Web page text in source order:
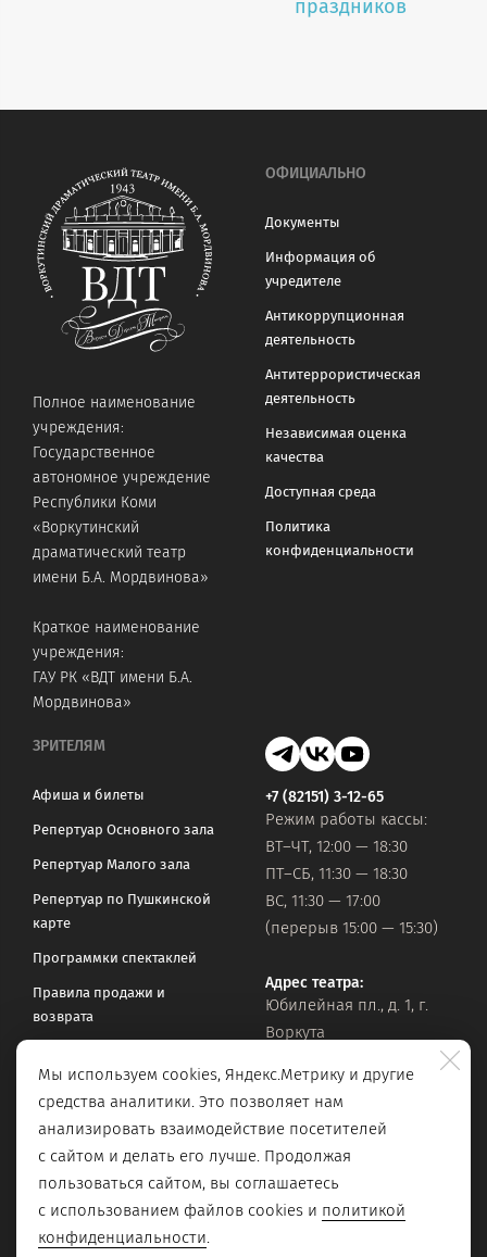
праздников
Полное наименование
учреждения:
Государственное
автономное учреждение
Республики Коми
«Воркутинский
драматический театр
имени Б.А. Мордвинова»
Краткое наименование
учреждения:
ГАУ РК «ВДТ имени Б.А.
Мордвинова»
ОФИЦИАЛЬНО
Документы
Информация об
учредителе
Антикоррупционная
деятельность
Антитеррористическая
деятельность
Независимая оценка
качества
Доступная среда
Политика
конфиденциальности
ЗРИТЕЛЯМ
Афиша и билеты
Репертуар Основного зала
Репертуар Малого зала
Репертуар по Пушкинской
карте
Программки спектаклей
Правила продажи и
возврата
Оставить обращение
+7 (82151) 3-12-65
Режим работы кассы:
ВТ–ЧТ, 12:00 — 18:30
ПТ–СБ, 11:30 — 18:30
ВС, 11:30 — 17:00
(перерыв 15:00 — 15:30)
Адрес театра:
Юбилейная пл., д. 1, г.
Воркута
Официальная почта:
vorkteatrdr@mail.ru
Мы используем cookies, Яндекс.Метрику и другие
средства аналитики. Это позволяет нам
анализировать взаимодействие посетителей
с сайтом и делать его лучше. Продолжая
пользоваться сайтом, вы соглашаетесь
с использованием файлов cookies и политикой
конфиденциальности.